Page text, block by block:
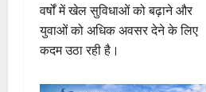
वर्षों में खेल सुविधाओं को बढ़ाने और
युवाओं को अधिक अवसर देने के लिए
कदम उठा रही है।